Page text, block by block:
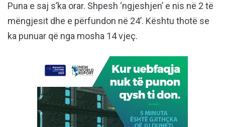
Puna e saj s’ka orar. Shpesh ‘ngjeshjen’ e nis në 2 të
mëngjesit dhe e përfundon në 24’. Kështu thotë se
ka punuar që nga mosha 14 vjeç.